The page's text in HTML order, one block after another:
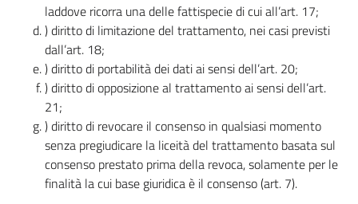
laddove ricorra una delle fattispecie di cui all’art. 17;
) diritto di limitazione del trattamento, nei casi previsti
dall’art. 18;
) diritto di portabilità dei dati ai sensi dell’art. 20;
) diritto di opposizione al trattamento ai sensi dell’art.
21;
) diritto di revocare il consenso in qualsiasi momento
senza pregiudicare la liceità del trattamento basata sul
consenso prestato prima della revoca, solamente per le
finalità la cui base giuridica è il consenso (art. 7).